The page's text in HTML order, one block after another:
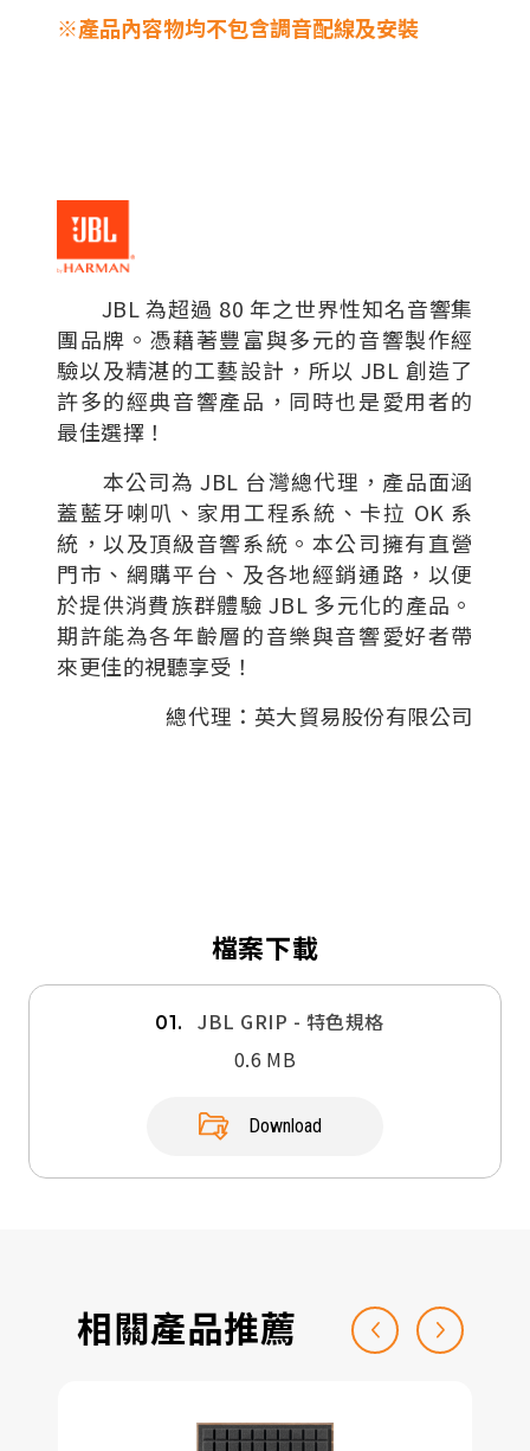
※產品內容物均不包含調音配線及安裝
JBL 為超過 80 年之世界性知名音響集
團品牌。憑藉著豐富與多元的音響製作經
驗以及精湛的工藝設計，所以 JBL 創造了
許多的經典音響產品，同時也是愛用者的
最佳選擇！
本公司為 JBL 台灣總代理，產品面涵
蓋藍牙喇叭、家用工程系統、卡拉 OK 系
統，以及頂級音響系統。本公司擁有直營
門市、網購平台、及各地經銷通路，以便
於提供消費族群體驗 JBL 多元化的產品。
期許能為各年齡層的音樂與音響愛好者帶
來更佳的視聽享受！
總代理：英大貿易股份有限公司
檔案下載
01.
JBL GRIP - 特色規格
0.6 MB
Download
相關產品推薦